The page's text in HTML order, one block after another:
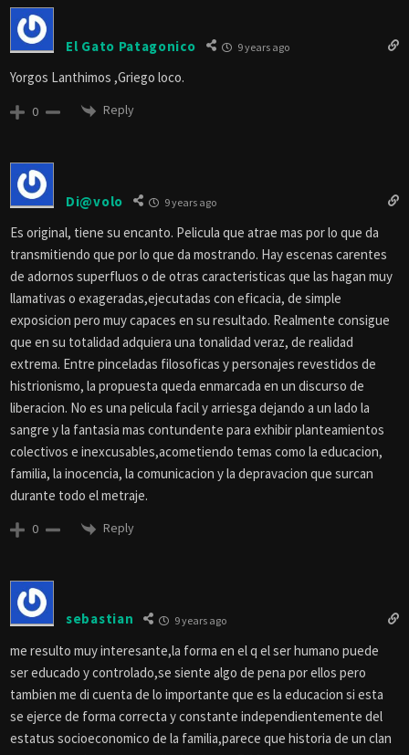
El Gato Patagonico 9 years ago
Yorgos Lanthimos ,Griego loco.
0 Reply
Di@volo 9 years ago
Es original, tiene su encanto. Pelicula que atrae mas por lo que da
transmitiendo que por lo que da mostrando. Hay escenas carentes
de adornos superfluos o de otras caracteristicas que las hagan muy
llamativas o exageradas,ejecutadas con eficacia, de simple
exposicion pero muy capaces en su resultado. Realmente consigue
que en su totalidad adquiera una tonalidad veraz, de realidad
extrema. Entre pinceladas filosoficas y personajes revestidos de
histrionismo, la propuesta queda enmarcada en un discurso de
liberacion. No es una pelicula facil y arriesga dejando a un lado la
sangre y la fantasia mas contundente para exhibir planteamientos
colectivos e inexcusables,acometiendo temas como la educacion,
familia, la inocencia, la comunicacion y la depravacion que surcan
durante todo el metraje.
0 Reply
sebastian 9 years ago
me resulto muy interesante,la forma en el q el ser humano puede
ser educado y controlado,se siente algo de pena por ellos pero
tambien me di cuenta de lo importante que es la educacion si esta
se ejerce de forma correcta y constante independientemente del
estatus socioeconomico de la familia,parece que historia de un clan